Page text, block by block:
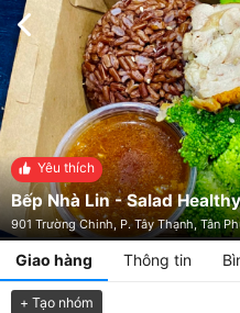
Yêu thích
901 Trường Chinh, P. Tây Thạnh, Tân
Giao hàng Thông tin
+ Tạo nhóm